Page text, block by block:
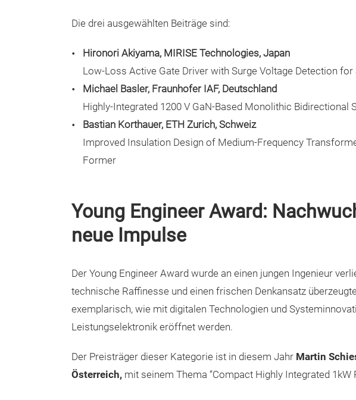
Die drei ausgewählten Beiträge sind:
Hironori Akiyama, MIRISE Technologies, Japan
Low-Loss Active Gate Driver with Surge Voltage Detection for
Michael Basler, Fraunhofer IAF, Deutschland
Highly-Integrated 1200 V GaN-Based Monolithic Bidirectional
Bastian Korthauer, ETH Zurich, Schweiz
Improved Insulation Design of Medium-Frequency
Former
Young Engineer Award:
neue Impulse
Der Young Engineer Award wurde an einen jungen Ingenieur
technische Raffinesse und einen frischen Denkansatz
exemplarisch, wie mit digitalen Technologien und
Leistungselektronik eröffnet werden.
Der Preisträger dieser Kategorie ist in diesem Jahr Martin
Österreich, mit seinem Thema “Compact Highly Integrated 1kW